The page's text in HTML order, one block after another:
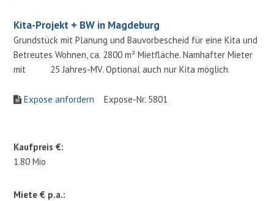
Kita-Projekt + BW in Magdeburg
Grundstück mit Planung und Bauvorbescheid für eine Kita und
Betreutes Wohnen, ca. 2800 m² Mietfläche. Namhafter Mieter
mit 25 Jahres-MV. Optional auch nur Kita möglich.
Expose anfordern Expose-Nr. 5801
Kaufpreis €:
1.80 Mio
Miete € p.a.: